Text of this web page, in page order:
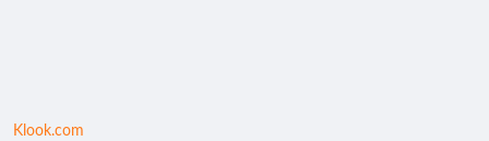
Klook.com